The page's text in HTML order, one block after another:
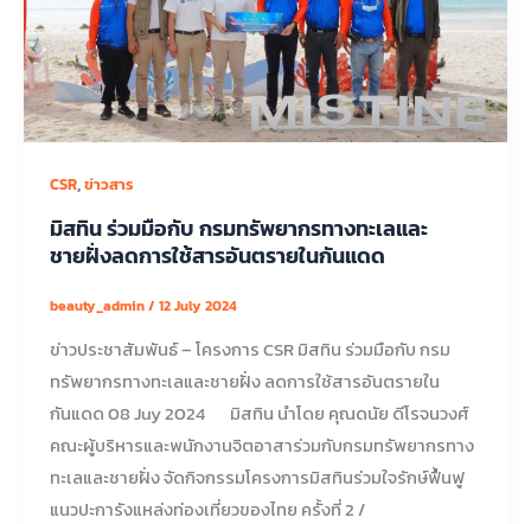
CSR,ข่าวสาร
มิสทิน ร่วมมือกับ กรมทรัพยากรทางทะเลและ
ชายฝั่งลดการใช้สารอันตรายในกันแดด
beauty_admin/ 12 July 2024
ข่าวประชาสัมพันธ์ – โครงการ CSR มิสทิน ร่วมมือกับ กรม
ทรัพยากรทางทะเลและชายฝั่ง ลดการใช้สารอันตรายใน
กันแดด 08 Juy 2024 มิสทิน นำโดย คุณดนัย ดีโรจนวงศ์
คณะผู้บริหารและพนักงานจิตอาสาร่วมกับกรมทรัพยากรทาง
ทะเลและชายฝั่ง จัดกิจกรรมโครงการมิสทินร่วมใจรักษ์ฟื้นฟู
แนวปะการังแหล่งท่องเที่ยวของไทย ครั้งที่ 2 /